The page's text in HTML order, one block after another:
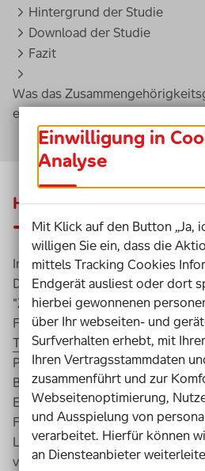
Hintergrund der Studie
Download der Studie
Fazit
Was das
es schwächt
Hintergrund der Studie
Im Jahr 2025 hattenARD, ZDF
Deutschlandradio ihre
"Zusammenhaltsstudie"
Fragen dieser Erhebung hat die
Teilhabe-Communityvorgelegt,
Panel, das ausschließlich aus
Beeinträchtigung besteht.Die
Erhebungen wurden am
Forschungsinstituts
Leibniz-Institut für
verglichen. Dadurch werden
Einwilligung in
Analyse
Mit Klick auf den Button „Ja,
willigen Sie ein, dass die
mittels Tracking Cookies
Endgerät ausliest oder dort
hierbei gewonnenen
über Ihr webseiten- und
Surfverhalten erhebt, mit
Ihren Vertragsstammdaten
zusammenführt und zur
Webseitenoptimierung,
und Ausspielung von
verarbeitet. Hierfür können
an Diensteanbieter